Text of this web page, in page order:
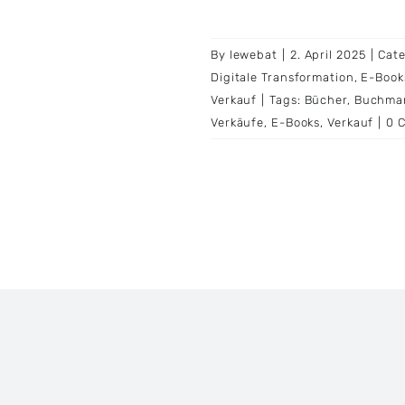
By lewebat 2. April 2025
Digitale Transformation , E-
Verkauf
Tags: Bücher,
Verkäufe, E-Books,Verkauf 0